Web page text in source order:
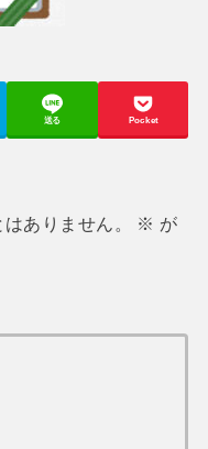
送る Pocket
ありません。 ※ が